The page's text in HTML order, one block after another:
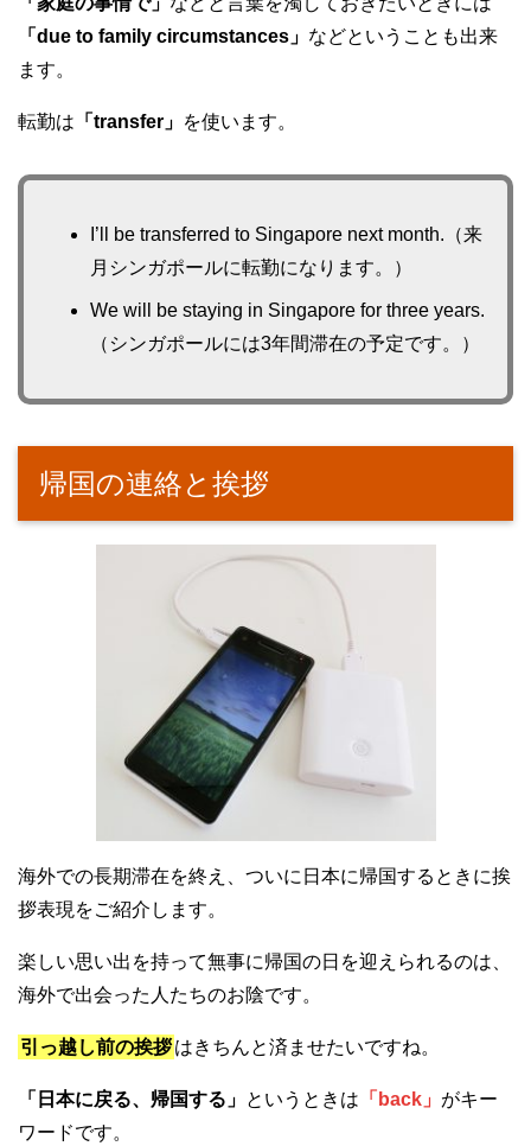
「due to family circumstances」 などということも出来
ます。
転勤は 「transfer」 を使います。
I’ll be transferred to Singapore next month.（来
月シンガポールに転勤になります。）
We will be staying in Singapore for three years.
（シンガポールには3年間滞在の予定です。）
帰国の連絡と挨拶
海外での長期滞在を終え、ついに日本に帰国するときに挨
拶表現をご紹介します。
楽しい思い出を持って無事に帰国の日を迎えられるのは、
海外で出会った人たちのお陰です。
引っ越し前の挨拶はきちんと済ませたいですね。
「日本に戻る、帰国する」 というときは 「back」 がキー
ワードです。